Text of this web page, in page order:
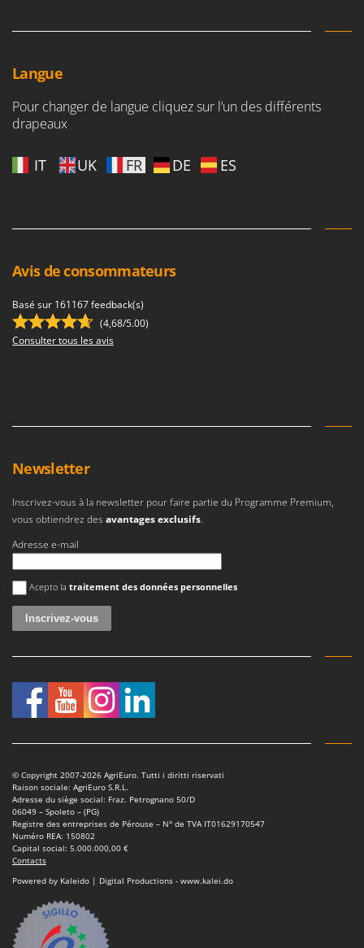
Langue
Pour changer de langue cliquez sur l’un des différents
drapeaux
IT UK FR DE ES
Avis de consommateurs
Basé sur 161167 feedback(s)
(4,68/5.00)
Consulter tous les avis
Newsletter
Inscrivez-vous à la newsletter pour faire partie du Programme Premium,
vous obtiendrez des avantages exclusifs.
Adresse e-mail
Une erreur est survenue
Acepto la traitement des données personnelles
© Copyright 2007-2026 AgriEuro. Tutti i diritti riservati
Raison sociale: AgriEuro S.R.L.
Adresse du siège social: Fraz. Petrognano 50/D
06049 – Spoleto – (PG)
Registre des entreprises de Pérouse – N° de TVA IT01629170547
Numéro REA: 150802
Capital social: 5.000.000,00 €
Contacts
Powered by Kaleido | Digital Productions - www.kalei.do